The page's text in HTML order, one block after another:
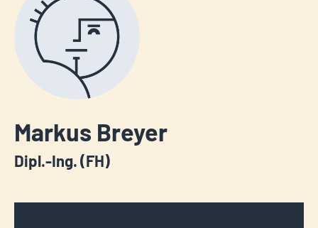
Markus Breyer
Dipl.-Ing. (FH)